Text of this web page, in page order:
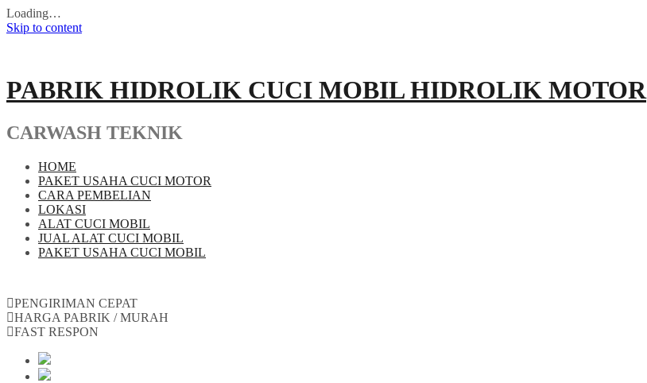
Loading…
Skip to content
PABRIK HIDROLIK CUCI MOBIL HIDROLIK MOTOR
CARWASH TEKNIK
HOME
PAKET USAHA CUCI MOTOR
CARA PEMBELIAN
LOKASI
ALAT CUCI MOBIL
JUAL ALAT CUCI MOBIL
PAKET USAHA CUCI MOBIL
PENGIRIMAN CEPAT
HARGA PABRIK / MURAH
FAST RESPON